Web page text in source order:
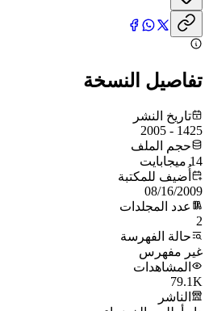
تفاصيل النسخة
تاريخ النشر
1425 - 2005
حجم الملف
14 ميجابايت
أُضيف للمكتبة
08/16/2009
عدد المجلدات
2
حالة الفهرسة
غير مفهرس
المشاهدات
79.1K
الناشر